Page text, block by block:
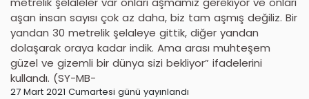
aşan insan sayısı çok az daha, biz tam aşmış değiliz. Bir
yandan 30 metrelik şelaleye gittik, diğer yandan
dolaşarak oraya kadar indik. Ama arası muhteşem
güzel ve gizemli bir dünya sizi bekliyor” ifadelerini
kullandı. (SY-MB-
27 Mart 2021 Cumartesi günü yayınlandı